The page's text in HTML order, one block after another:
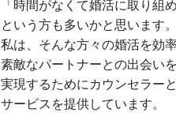
「時間がなくて婚活に取り組
という方も多いかと思います。
私は、そんな方々の婚活を効率
素敵なパートナーとの出会いを
実現するためにカウンセラー
サービスを提供しています。